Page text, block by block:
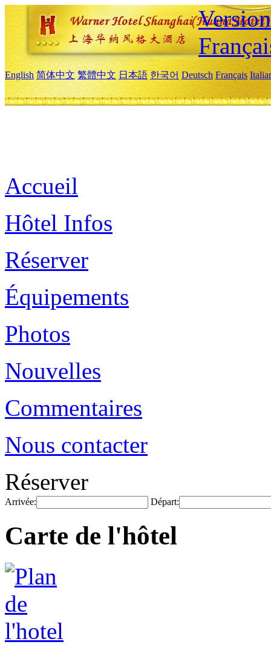
English 简体中文 繁體中文 日本語 한국어 Deutsch Français
Accueil
Hôtel Infos
Réserver
Équipements
Photos
Nouvelles
Commentaires
Nous contacter
Réserver
Arrivée: Départ:
Carte de l'hôtel